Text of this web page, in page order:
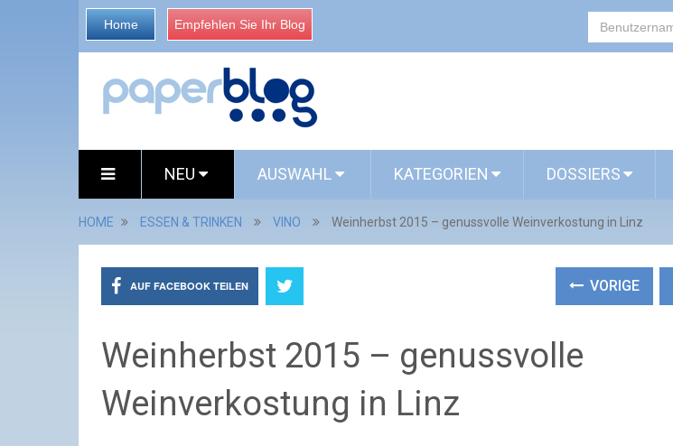
Home Empfehlen Sie Ihr Blog
NEU AUSWAHL KATEGORIEN DOSSIERS
HOME ESSEN & TRINKEN VINO Weinherbst 2015 – genussvolle Weinverkostung in Linz
AUF FACEBOOK TEILEN VORIGE
Weinherbst 2015 – genussvolle
Weinverkostung in Linz